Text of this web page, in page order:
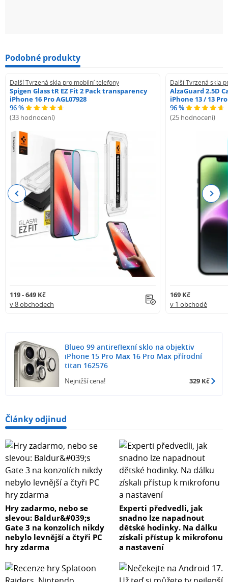
Podobné produkty
Další Tvrzená skla pro mobilní telefony
Spigen Glass tR EZ Fit 2 Pack transparency
iPhone 16 Pro AGL07928
96 %
(33 hodnocení)
119 - 649 Kč
v 8 obchodech
Další Tvrzená skla
AlzaGuard 2.5D
iPhone 13 / 13 Pro
96 %
(25 hodnocení)
169 Kč
v 1 obchodě
Previous Next
Blueo 99 antireflexní sklo na objektiv
iPhone 15 Pro Max 16 Pro Max přírodní
titan 162576
Nejnižší cena! 329 Kč
Články odjinud
Hry zadarmo, nebo se
slevou: Baldur&#039;s
Gate 3 na konzolích nikdy
nebylo levnější a čtyři PC
hry zdarma
Experti předvedli, jak
snadno lze napadnout
dětské hodinky. Na dálku
získali přístup k mikrofonu
a nastavení